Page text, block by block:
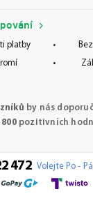
platby
by nás
pozitivních
472 Volejte Po -